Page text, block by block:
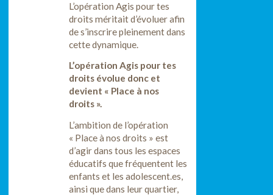
L’opération Agis pour tes
droits méritait d’évoluer afin
de s’inscrire pleinement dans
cette dynamique.
L’opération Agis pour tes
droits évolue donc et
devient « Place à nos
droits ».
L’ambition de l’opération
« Place à nos droits » est
d’agir dans tous les espaces
éducatifs que fréquentent les
enfants et les adolescent.es,
ainsi que dans leur quartier,